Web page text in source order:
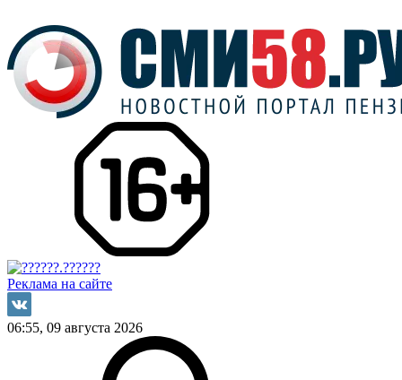
Реклама на сайте
06:55, 09 августа 2026